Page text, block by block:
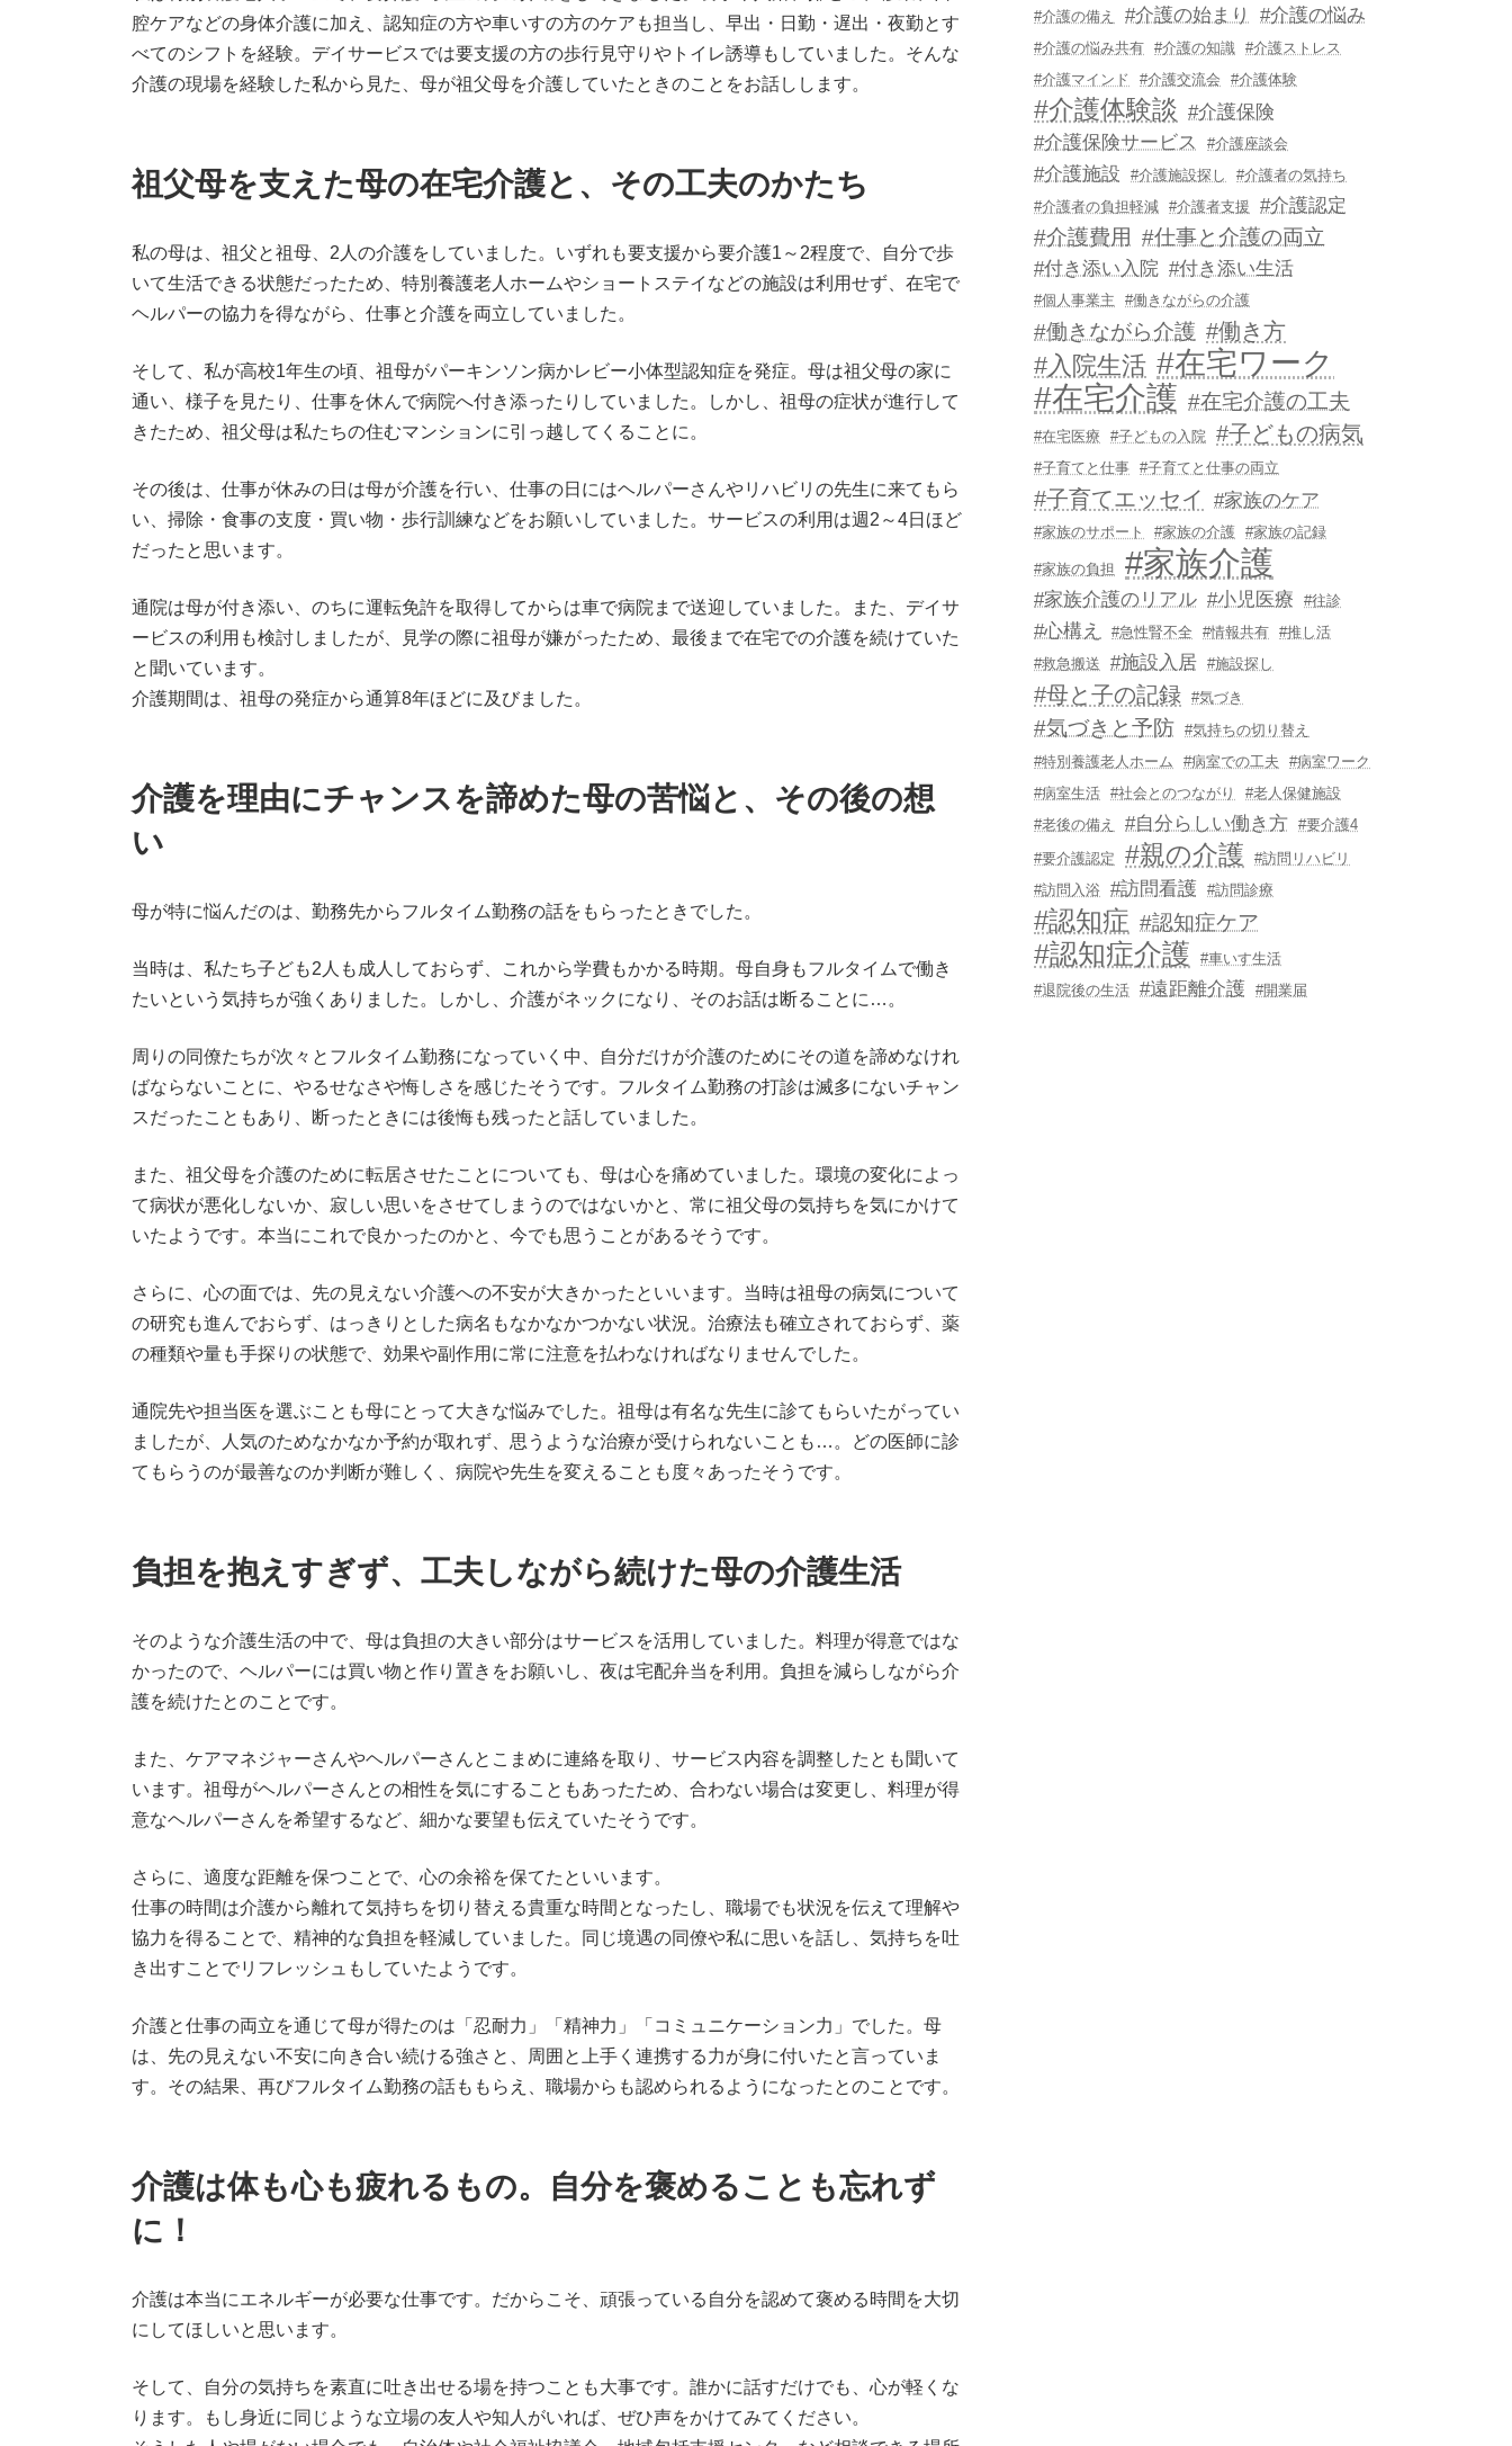
腔ケアなどの身体介護に加え、認知症の方や車いすの方のケアも担当し、早出・日勤・遅出・夜勤とす
べてのシフトを経験。デイサービスでは要支援の方の歩行見守りやトイレ誘導もしていました。そんな
介護の現場を経験した私から見た、母が祖父母を介護していたときのことをお話しします。
祖父母を支えた母の在宅介護と、その工夫のかたち
私の母は、祖父と祖母、2人の介護をしていました。いずれも要支援から要介護1～2程度で、自分で歩
いて生活できる状態だったため、特別養護老人ホームやショートステイなどの施設は利用せず、在宅で
ヘルパーの協力を得ながら、仕事と介護を両立していました。
そして、私が高校1年生の頃、祖母がパーキンソン病かレビー小体型認知症を発症。母は祖父母の家に
通い、様子を見たり、仕事を休んで病院へ付き添ったりしていました。しかし、祖母の症状が進行して
きたため、祖父母は私たちの住むマンションに引っ越してくることに。
その後は、仕事が休みの日は母が介護を行い、仕事の日にはヘルパーさんやリハビリの先生に来てもら
い、掃除・食事の支度・買い物・歩行訓練などをお願いしていました。サービスの利用は週2～4日ほど
だったと思います。
通院は母が付き添い、のちに運転免許を取得してからは車で病院まで送迎していました。また、デイサ
ービスの利用も検討しましたが、見学の際に祖母が嫌がったため、最後まで在宅での介護を続けていた
と聞いています。
介護期間は、祖母の発症から通算8年ほどに及びました。
介護を理由にチャンスを諦めた母の苦悩と、その後の想
い
母が特に悩んだのは、勤務先からフルタイム勤務の話をもらったときでした。
当時は、私たち子ども2人も成人しておらず、これから学費もかかる時期。母自身もフルタイムで働き
たいという気持ちが強くありました。しかし、介護がネックになり、そのお話は断ることに…。
周りの同僚たちが次々とフルタイム勤務になっていく中、自分だけが介護のためにその道を諦めなけれ
ばならないことに、やるせなさや悔しさを感じたそうです。フルタイム勤務の打診は滅多にないチャン
スだったこともあり、断ったときには後悔も残ったと話していました。
また、祖父母を介護のために転居させたことについても、母は心を痛めていました。環境の変化によっ
て病状が悪化しないか、寂しい思いをさせてしまうのではないかと、常に祖父母の気持ちを気にかけて
いたようです。本当にこれで良かったのかと、今でも思うことがあるそうです。
さらに、心の面では、先の見えない介護への不安が大きかったといいます。当時は祖母の病気について
の研究も進んでおらず、はっきりとした病名もなかなかつかない状況。治療法も確立されておらず、薬
の種類や量も手探りの状態で、効果や副作用に常に注意を払わなければなりませんでした。
通院先や担当医を選ぶことも母にとって大きな悩みでした。祖母は有名な先生に診てもらいたがってい
ましたが、人気のためなかなか予約が取れず、思うような治療が受けられないことも…。どの医師に診
てもらうのが最善なのか判断が難しく、病院や先生を変えることも度々あったそうです。
負担を抱えすぎず、工夫しながら続けた母の介護生活
そのような介護生活の中で、母は負担の大きい部分はサービスを活用していました。料理が得意ではな
かったので、ヘルパーには買い物と作り置きをお願いし、夜は宅配弁当を利用。負担を減らしながら介
護を続けたとのことです。
また、ケアマネジャーさんやヘルパーさんとこまめに連絡を取り、サービス内容を調整したとも聞いて
います。祖母がヘルパーさんとの相性を気にすることもあったため、合わない場合は変更し、料理が得
意なヘルパーさんを希望するなど、細かな要望も伝えていたそうです。
さらに、適度な距離を保つことで、心の余裕を保てたといいます。
仕事の時間は介護から離れて気持ちを切り替える貴重な時間となったし、職場でも状況を伝えて理解や
協力を得ることで、精神的な負担を軽減していました。同じ境遇の同僚や私に思いを話し、気持ちを吐
き出すことでリフレッシュもしていたようです。
介護と仕事の両立を通じて母が得たのは「忍耐力」「精神力」「コミュニケーション力」でした。母
は、先の見えない不安に向き合い続ける強さと、周囲と上手く連携する力が身に付いたと言っていま
す。その結果、再びフルタイム勤務の話ももらえ、職場からも認められるようになったとのことです。
介護は体も心も疲れるもの。自分を褒めることも忘れず
に！
介護は本当にエネルギーが必要な仕事です。だからこそ、頑張っている自分を認めて褒める時間を大切
にしてほしいと思います。
そして、自分の気持ちを素直に吐き出せる場を持つことも大事です。誰かに話すだけでも、心が軽くな
ります。もし身近に同じような立場の友人や知人がいれば、ぜひ声をかけてみてください。
#介護の備え #介護の始まり #介護の悩み
#介護の悩み共有 #介護の知識
#介護ストレス
#介護マインド
#介護交流会 #介護体験
#介護体験談 #介護保険
#介護保険サービス
#介護座談会
#介護施設 #介護施設探し
#介護者の気持ち
#介護者の負担軽減
#介護者支援 #介護認定
#介護費用 #仕事と介護の両立
#付き添い入院 #付き添い生活
#個人事業主 #働きながらの介護
#働きながら介護 #働き方
#入院生活 #在宅ワーク
#在宅介護 #在宅介護の工夫
#在宅医療 #子どもの入院 #子どもの病気
#子育てと仕事 #子育てと仕事の両立
#子育てエッセイ #家族のケア
#家族のサポート #家族の介護 #家族の記録
#家族の負担 #家族介護
#家族介護のリアル #小児医療 #往診
#心構え #急性腎不全 #情報共有
#推し活
#救急搬送
#施設入居 #施設探し
#母と子の記録 #気づき
#気づきと予防
#気持ちの切り替え
#特別養護老人ホーム
#病室での工夫
#病室ワーク
#病室生活
#社会とのつながり
#老人保健施設
#老後の備え
#自分らしい働き方
#要介護4
#要介護認定
#親の介護
#訪問リハビリ
#訪問入浴
#訪問看護 #訪問診療
#認知症 #認知症ケア
#認知症介護
#車いす生活
#退院後の生活
#遠距離介護 #開業届